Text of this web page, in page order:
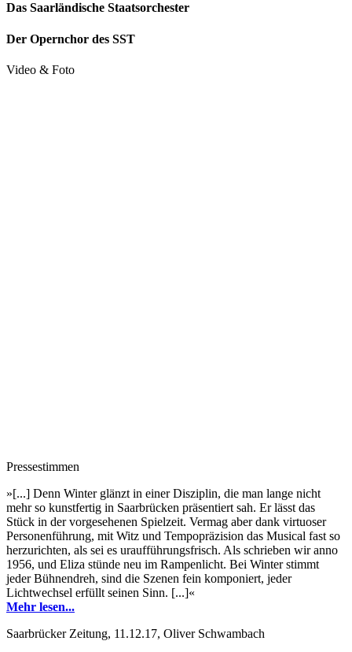
Das Saarländische Staatsorchester
Der Opernchor des SST
Video & Foto
Pressestimmen
»[...] Denn Winter glänzt in einer Disziplin, die man lange nicht
mehr so kunstfertig in Saarbrücken präsentiert sah. Er lässt das
Stück in der vorgesehenen Spielzeit. Vermag aber dank virtuoser
Personenführung, mit Witz und Tempopräzision das Musical fast so
herzurichten, als sei es uraufführungsfrisch. Als schrieben wir anno
1956, und Eliza stünde neu im Rampenlicht. Bei Winter stimmt
jeder Bühnendreh, sind die Szenen fein komponiert, jeder
Lichtwechsel erfüllt seinen Sinn. [...]«
Mehr lesen...
Saarbrücker Zeitung, 11.12.17, Oliver Schwambach